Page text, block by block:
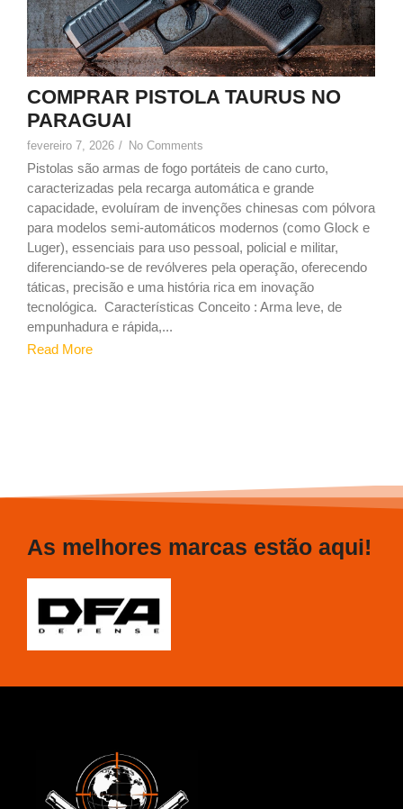
COMPRAR PISTOLA TAURUS NO
PARAGUAI
fevereiro 7, 2026 / No Comments
Pistolas são armas de fogo portáteis de cano curto,
caracterizadas pela recarga automática e grande
capacidade, evoluíram de invenções chinesas com pólvora
para modelos semi-automáticos modernos (como Glock e
Luger), essenciais para uso pessoal, policial e militar,
diferenciando-se de revólveres pela operação, oferecendo
táticas, precisão e uma história rica em inovação
tecnológica. Características Conceito : Arma leve, de
empunhadura e rápida,...
Read More
As melhores marcas estão aqui!